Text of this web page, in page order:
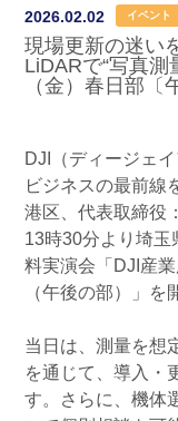
2026.02.02 イベント
現場更新の迷い
LiDARで“写真測
（金）春日部〔
DJI（ディージェ
ビジネスの最前線
港区、代表取締役
13時30分より埼
料実演会「DJI産
（午後の部）」を
当日は、測量を想
を通じて、導入・
す。さらに、機体